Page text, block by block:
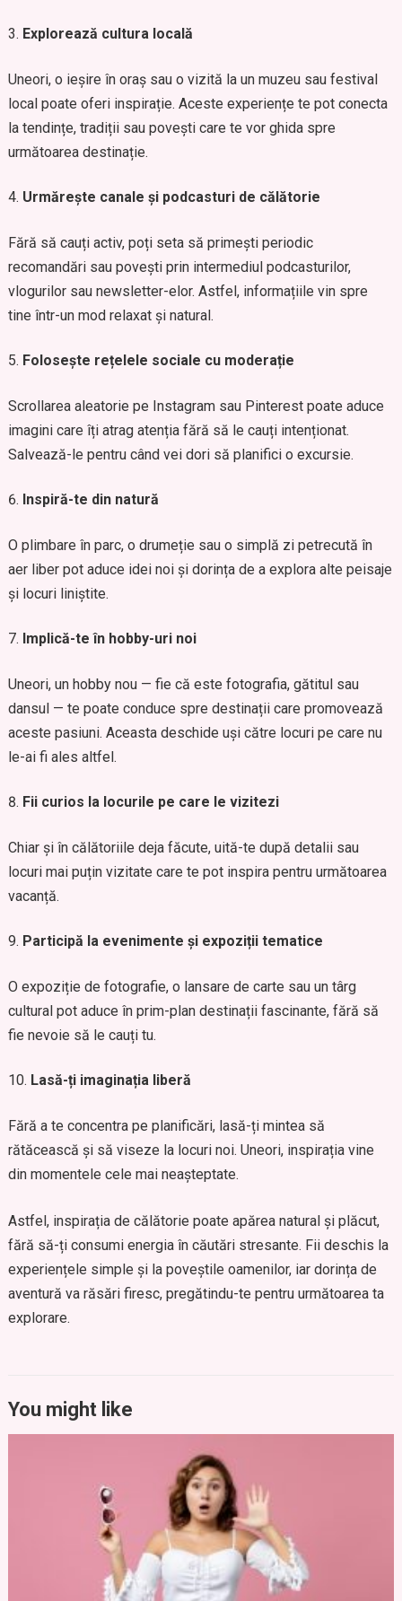
Explorează cultura locală
Uneori, o ieșire în oraș sau o vizită la un muzeu sau festival
local poate oferi inspirație. Aceste experiențe te pot conecta
la tendințe, tradiții sau povești care te vor ghida spre
următoarea destinație.
Urmărește canale și podcasturi de călătorie
Fără să cauți activ, poți seta să primești periodic
recomandări sau povești prin intermediul podcasturilor,
vlogurilor sau newsletter-elor. Astfel, informațiile vin spre
tine într-un mod relaxat și natural.
Folosește rețelele sociale cu moderație
Scrollarea aleatorie pe Instagram sau Pinterest poate aduce
imagini care îți atrag atenția fără să le cauți intenționat.
Salvează-le pentru când vei dori să planifici o excursie.
Inspiră-te din natură
O plimbare în parc, o drumeție sau o simplă zi petrecută în
aer liber pot aduce idei noi și dorința de a explora alte peisaje
și locuri liniștite.
Implică-te în hobby-uri noi
Uneori, un hobby nou — fie că este fotografia, gătitul sau
dansul — te poate conduce spre destinații care promovează
aceste pasiuni. Aceasta deschide uși către locuri pe care nu
le-ai fi ales altfel.
Fii curios la locurile pe care le vizitezi
Chiar și în călătoriile deja făcute, uită-te după detalii sau
locuri mai puțin vizitate care te pot inspira pentru următoarea
vacanță.
Participă la evenimente și expoziții tematice
O expoziție de fotografie, o lansare de carte sau un târg
cultural pot aduce în prim-plan destinații fascinante, fără să
fie nevoie să le cauți tu.
Lasă-ți imaginația liberă
Fără a te concentra pe planificări, lasă-ți mintea să
rătăcească și să viseze la locuri noi. Uneori, inspirația vine
din momentele cele mai neașteptate.
Astfel, inspirația de călătorie poate apărea natural și plăcut,
fără să-ți consumi energia în căutări stresante. Fii deschis la
experiențele simple și la poveștile oamenilor, iar dorința de
aventură va răsări firesc, pregătindu-te pentru următoarea ta
explorare.
You might like